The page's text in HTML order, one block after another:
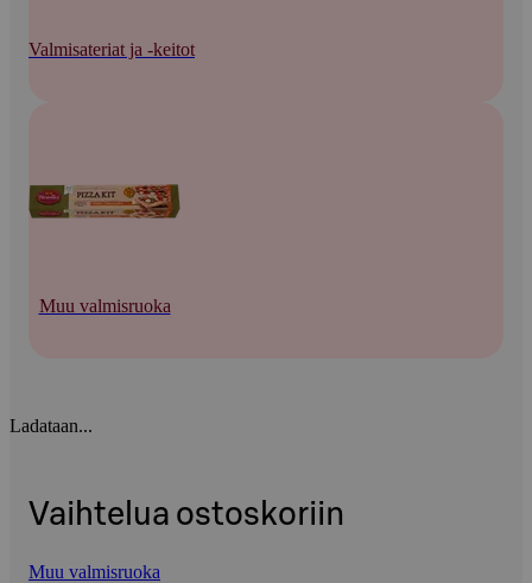
Valmisateriat ja -keitot
Muu valmisruoka
Ladataan...
Vaihtelua ostoskoriin
Muu valmisruoka